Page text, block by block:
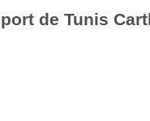
de Tunis